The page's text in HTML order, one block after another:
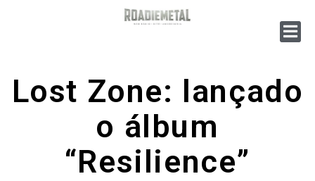
Lost Zone: lançado
o álbum
“Resilience”